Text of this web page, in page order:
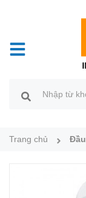
Trang chủ